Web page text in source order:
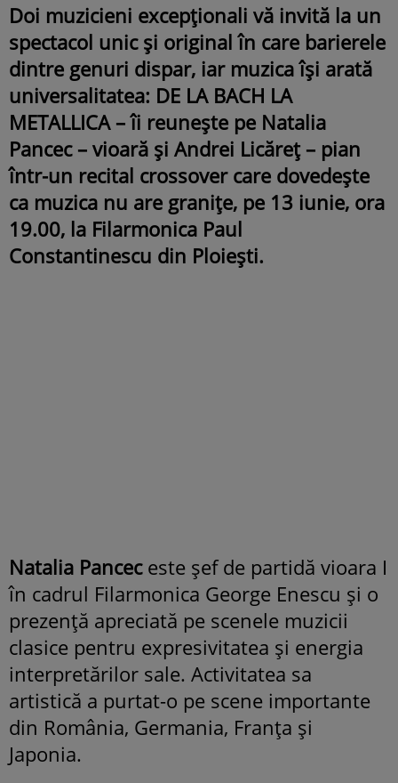
Doi muzicieni excepționali vă invită la un
spectacol unic şi original în care barierele
dintre genuri dispar, iar muzica îşi arată
universalitatea: DE LA BACH LA
METALLICA – îi reuneşte pe Natalia
Pancec – vioară şi Andrei Licăreţ – pian
într-un recital crossover care dovedește
ca muzica nu are granițe, pe 13 iunie, ora
19.00, la Filarmonica Paul
Constantinescu din Ploieşti.
Natalia Panceceste șef de partidă vioara I
în cadrul Filarmonica George Enescu și o
prezență apreciată pe scenele muzicii
clasice pentru expresivitatea și energia
interpretărilor sale. Activitatea sa
artistică a purtat-o pe scene importante
din România, Germania, Franța și
Japonia.